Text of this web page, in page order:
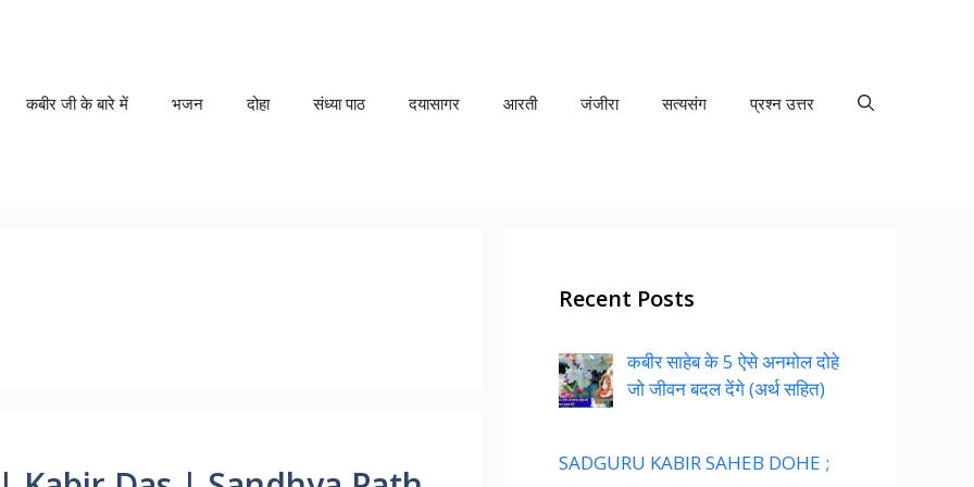
कबीर जी के बारे में भजन दोहा संध्या पाठ दयासागर आरती जंजीरा सत्यसंग प्रश्न उत्तर
Recent Posts
कबीर साहेब के 5 ऐसे अनमोल दोहे
जो जीवन बदल देंगे (अर्थ सहित)
SADGURU KABIR SAHEB DOHE ;